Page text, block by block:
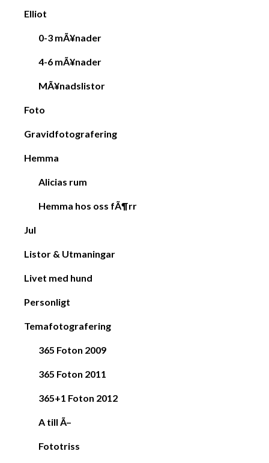
Elliot
0-3 mÃ¥nader
4-6 mÃ¥nader
MÃ¥nadslistor
Foto
Gravidfotografering
Hemma
Alicias rum
Hemma hos oss fÃ¶rr
Jul
Listor & Utmaningar
Livet med hund
Personligt
Temafotografering
365 Foton 2009
365 Foton 2011
365+1 Foton 2012
A till Ã–
Fototriss